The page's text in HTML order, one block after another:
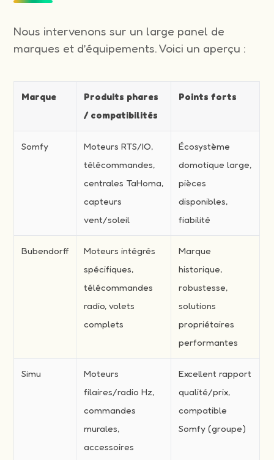
Nous intervenons sur un large panel de
marques et d’équipements. Voici un aperçu :
Marque
Produits phares
/ compatibilités
Points forts
Somfy
Moteurs RTS/IO,
télécommandes,
centrales TaHoma,
capteurs
vent/soleil
Écosystème
domotique large,
pièces
disponibles,
fiabilité
Bubendorff
Moteurs intégrés
spécifiques,
télécommandes
radio, volets
complets
Marque
historique,
robustesse,
solutions
propriétaires
performantes
Simu
Moteurs
filaires/radio Hz,
commandes
murales,
accessoires
Excellent rapport
qualité/prix,
compatible
Somfy (groupe)